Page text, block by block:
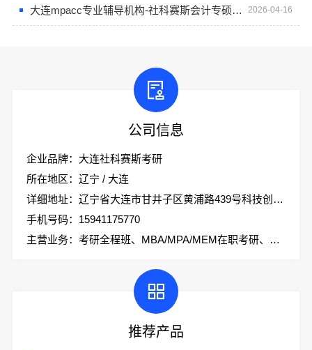
大连mpacc专业辅导机构-社科赛斯会计专硕考研系统学习 避免疏漏 2026-04-16
公司信息
企业品牌：大连社科赛斯考研
所在地区：辽宁 / 大连
详细地址：辽宁省大连市甘井子区黄浦路439号科技创业大厦2楼社科赛斯考研
手机号码：15941175770
主营业务：考研全程班、MBA/MPA/MEM在职考研、会计专硕、考研集训营
推荐产品